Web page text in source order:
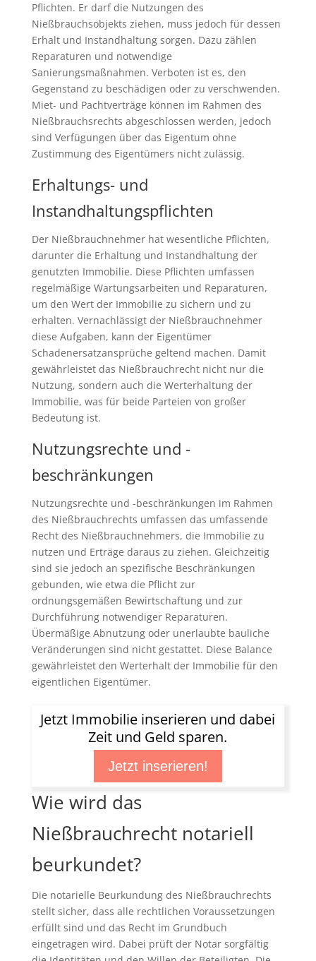
Pflichten. Er darf die Nutzungen des
Nießbrauchsobjekts ziehen, muss jedoch für dessen
Erhalt und Instandhaltung sorgen. Dazu zählen
Reparaturen und notwendige
Sanierungsmaßnahmen. Verboten ist es, den
Gegenstand zu beschädigen oder zu verschwenden.
Miet- und Pachtverträge können im Rahmen des
Nießbrauchsrechts abgeschlossen werden, jedoch
sind Verfügungen über das Eigentum ohne
Zustimmung des Eigentümers nicht zulässig.
Erhaltungs- und
Instandhaltungspflichten
Der Nießbrauchnehmer hat wesentliche Pflichten,
darunter die Erhaltung und Instandhaltung der
genutzten Immobilie. Diese Pflichten umfassen
regelmäßige Wartungsarbeiten und Reparaturen,
um den Wert der Immobilie zu sichern und zu
erhalten. Vernachlässigt der Nießbrauchnehmer
diese Aufgaben, kann der Eigentümer
Schadenersatzansprüche geltend machen. Damit
gewährleistet das Nießbrauchrecht nicht nur die
Nutzung, sondern auch die Werterhaltung der
Immobilie, was für beide Parteien von großer
Bedeutung ist.
Nutzungsrechte und -
beschränkungen
Nutzungsrechte und -beschränkungen im Rahmen
des Nießbrauchrechts umfassen das umfassende
Recht des Nießbrauchnehmers, die Immobilie zu
nutzen und Erträge daraus zu ziehen. Gleichzeitig
sind sie jedoch an spezifische Beschränkungen
gebunden, wie etwa die Pflicht zur
ordnungsgemäßen Bewirtschaftung und zur
Durchführung notwendiger Reparaturen.
Übermäßige Abnutzung oder unerlaubte bauliche
Veränderungen sind nicht gestattet. Diese Balance
gewährleistet den Werterhalt der Immobilie für den
eigentlichen Eigentümer.
Jetzt Immobilie inserieren und dabei
Zeit und Geld sparen.
Jetzt inserieren!
Wie wird das
Nießbrauchrecht notariell
beurkundet?
Die notarielle Beurkundung des Nießbrauchrechts
stellt sicher, dass alle rechtlichen Voraussetzungen
erfüllt sind und das Recht im Grundbuch
eingetragen wird. Dabei prüft der Notar sorgfältig